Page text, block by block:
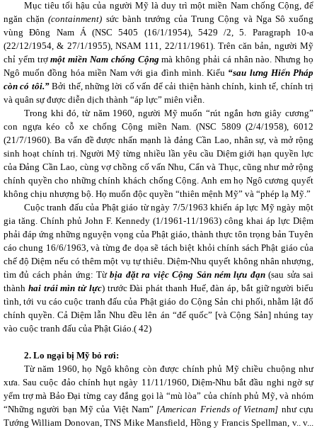
Mục tiêu tối hậu của người Mỹ là duy trì một miền Nam chống Cộng, để
ngăn chặn(containment) sức bành trướng của Trung Cộng và Nga Sô xuống
vùng Đông Nam Á (NSC 5405 (16/1/1954), 5429 /2, 5. Paragraph 10-a
(22/12/1954, & 27/1/1955), NSAM 111, 22/11/1961). Trên căn bản, người Mỹ
chỉ yểm trợmột miền Nam chống Cộngmà không phải cá nhân nào. Nhưng họ
Ngô muốn đồng hóa miền Nam với gia đình mình. Kiểu “sau lưng Hiến Pháp
còn có tôi.”Bởi thế, những lời cố vấn để cải thiện hành chính, kinh tế, chính trị
và quân sự được diễn dịch thành “áp lực” miên viễn.
Trong khi đó, từ năm 1960, người Mỹ muốn “rút ngắn hơn giây cương”
con ngựa kéo cỗ xe chống Cộng miền Nam. (NSC 5809 (2/4/1958), 6012
(21/7/1960). Ba vấn đề được nhấn mạnh là đảng Cần Lao, nhân sự, và mở rộng
sinh hoạt chính trị. Người Mỹ từng nhiều lần yêu cầu Diệm giới hạn quyền lực
của Đảng Cần Lao, cùng vợ chồng cố vấn Nhu, Cẩn và Thục, cũng như mở rộng
chính quyền cho những chính khách chống Cộng. Anh em họ Ngô cương quyết
không chịu nhượng bộ. Họ muốn độc quyền “thiên mệnh Mỹ” và “phép lạ Mỹ.”
Cuộc tranh đấu của Phật giáo từ ngày 7/5/1963 khiến áp lực Mỹ ngày một
gia tăng. Chính phủ John F. Kennedy (1/1961-11/1963) công khai áp lực Diệm
phải đáp ứng những nguyện vọng của Phật giáo, thành thực tôn trọng bản Tuyên
cáo chung 16/6/1963, và từng đe dọa sẽ tách biệt khỏi chính sách Phật giáo của
chế độ Diệm nếu có thêm một vụ tự thiêu. Diệm-Nhu quyết không nhân nhượng,
tìm đủ cách phản ứng: Từbịa đặt ra việc Cộng Sản ném lựu đạn(sau sửa sai
thành hai trái mìn từ lực) trước Đài phát thanh Huế, đàn áp, bắt giữ người biểu
tình, tới vu cáo cuộc tranh đấu của Phật giáo do Cộng Sản chi phối, nhằm lật đổ
chính quyền. Cả Diệm lẫn Nhu đều lên án “đế quốc” [và Cộng Sản] nhúng tay
vào cuộc tranh đấu của Phật Giáo.( 42)
2. Lo ngại bị Mỹ bỏ rơi:
Từ năm 1960, họ Ngô không còn được chính phủ Mỹ chiều chuộng như
xưa. Sau cuộc đảo chính hụt ngày 11/11/1960, Diệm-Nhu bắt đầu nghi ngờ sự
yểm trợ mà Bảo Đại từng cay đắng gọi là “mù lòa” của chính phủ Mỹ, và nhóm
“Những người bạn Mỹ của Việt Nam” [American Friends of Vietnam] như cựu
Tướng William Donovan, TNS Mike Mansfield, Hồng y Francis Spellman, v.. v...